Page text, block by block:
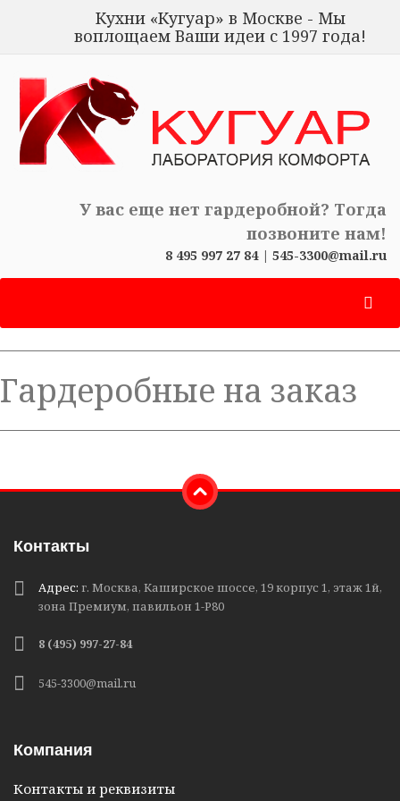
Кухни «Кугуар» в Москве - Мы
воплощаем Ваши идеи с 1997 года!
У вас еще нет гардеробной? Тогда
позвоните нам!
8 495 997 27 84| 545-3300@mail.ru
Гардеробные на заказ
Контакты
Адрес: г. Москва, Каширское шоссе, 19 корпус 1, этаж 1й,
зона Премиум, павильон 1-Р80
8 (495) 997-27-84
545-3300@mail.ru
Компания
Контакты и реквизиты